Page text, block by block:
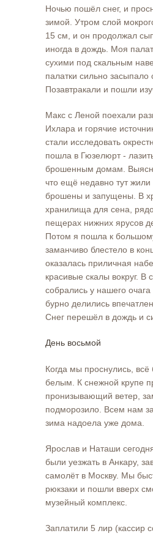
Ночью пошёл снег, и
зимой. Утром слой
15 см, и он продолжал
иногда в дождь. Моя
сухими под скальным
палатки сильно засыпало
Позавтракали и пошли
Макс с Леной поехали
Ихлара и горячие
стали исследовать
пошла в Гюзелюрт -
брошенным домам.
что ещё недавно тут жили
брошены и запущены. В
хранилища для сена,
пещерах нижних ярусов
Потом я пошла к
заманчиво блестело в
оказалась приличная
красивые скалы вокруг. В
собрались у нашего
бурно делились
Снег перешёл в дождь и
День восьмой
Когда мы проснулись,
белым. К снежной крупе
пронизывающий ветер,
подморозило. Всем нам
зима надоела уже дома.
Ярослав и Наташи
были уезжать в Анкару,
самолёт в Москву. Мы
рюкзаки и пошли вверх
музейный комплекс.
Заплатили 5 лир (кассир